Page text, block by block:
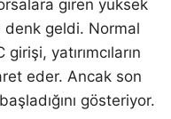
giren yüksek
denk geldi. Normal
yatırımcıların
eder. Ancak son
gösteriyor.